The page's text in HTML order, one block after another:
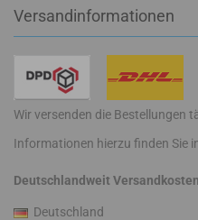
Versandinformationen
Wir versenden die Bestellungen
Informationen hierzu finden Sie
Deutschlandweit
Deutschland